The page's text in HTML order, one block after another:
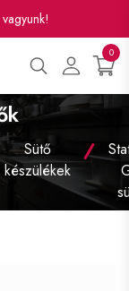
0
Sütő
készülékek